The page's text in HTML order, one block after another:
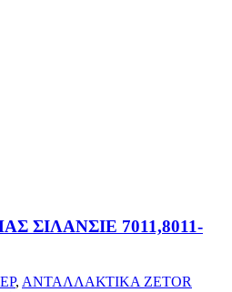
ΣΙΛΑΝΣΙΕ 7011,8011-
, ΑΝΤΑΛΛΑΚΤΙΚΑ ZETOR